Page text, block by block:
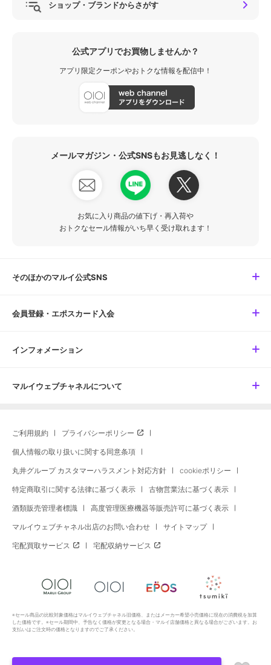
ショップ・ブランドからさがす
公式アプリでお買物しませんか？
アプリ限定クーポンやおトクな情報を配信中！
メールマガジン・公式SNSもお見逃しなく！
お気に入り商品の値下げ・再入荷や
おトクなセール情報がいち早く受け取れます！
そのほかのマルイ公式SNS
会員登録・エポスカード入会
インフォメーション
マルイウェブチャネルについて
ご利用規約 プライバシーポリシー
個人情報の取り扱いに関する同意条項
丸井グループ カスタマーハラスメント対応方針 cookieポリシー
特定商取引に関する法律に基づく表示 古物営業法に基づく表示
酒類販売管理者標識 高度管理医療機器等販売許可に基づく表示
マルイウェブチャネル出店のお問い合わせ サイトマップ
宅配買取サービス 宅配収納サービス
※セール商品の比較対象価格はマルイウェブチャネル旧価格、またはメーカー希望小売価格に現在の消費税を加算
した価格です。※セール期間中、予告なく価格が変更となる場合・マルイ店舗価格と異なる場合がございます。お
支払いはご注文時の価格となりますのでご了承ください。